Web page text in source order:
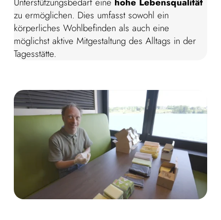
zu ermöglichen. Dies umfasst sowohl ein
körperliches Wohlbefinden als auch eine
möglichst aktive Mitgestaltung des Alltags in der
Tagesstätte.